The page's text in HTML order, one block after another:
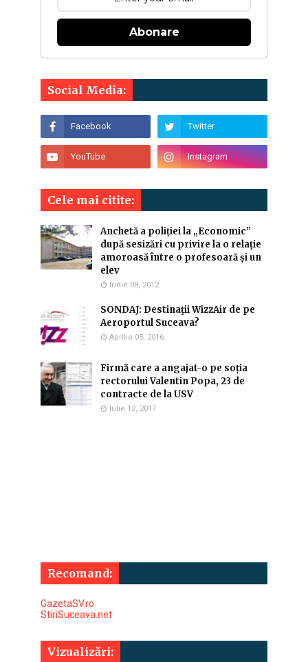
Abonare
Social Media:
Cele mai citite:
Anchetă a poliției la „Economic”
după sesizări cu privire la o relație
amoroasă între o profesoară și un
elev
Iunie 08, 2012
SONDAJ: Destinaţii WizzAir de pe
Aeroportul Suceava?
Aprilie 05, 2016
Firmă care a angajat-o pe soția
rectorului Valentin Popa, 23 de
contracte de la USV
Iulie 12, 2017
Recomand:
GazetaSV.ro
StiriSuceava.net
Vizualizări: